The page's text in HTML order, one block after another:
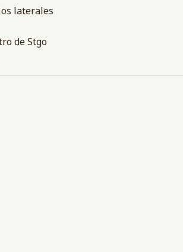
laterales
de Stgo